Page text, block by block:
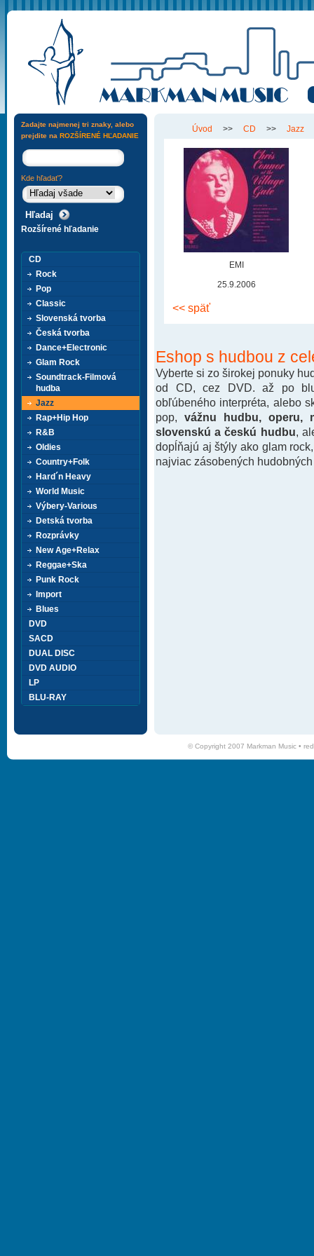
Úvod >> CD >> Jazz
EMI
25.9.2006
<< späť
Eshop s hudbou z
Vyberte si zo širokej ponuky
od CD, cez DVD. až po
obľúbeného interpréta, alebo
pop, vážnu hudbu, operu,
slovenskú a českú hudbu ,
dopĺňajú aj štýly ako glam
najviac zásobených
Zadajte najmenej tri znaky, alebo
prejdite na ROZŠÍRENÉ HĽADANIE
Kde hľadať?
Rozšírené hľadanie
CD
Rock
Pop
Classic
Slovenská tvorba
Česká tvorba
Dance+Electronic
Glam Rock
Soundtrack-Filmová
hudba
Jazz
Rap+Hip Hop
R&B
Oldies
Country+Folk
Hard´n Heavy
World Music
Výbery-Various
Detská tvorba
Rozprávky
New Age+Relax
Reggae+Ska
Punk Rock
Import
Blues
DVD
SACD
DUAL DISC
DVD AUDIO
LP
BLU-RAY
© Copyright 2007 Markman Music •